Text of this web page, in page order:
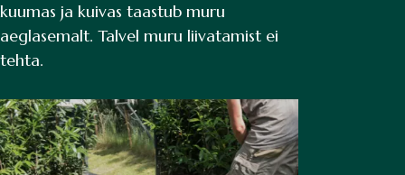
kuumas ja kuivas taastub muru
aeglasemalt. Talvel muru liivatamist ei
tehta.